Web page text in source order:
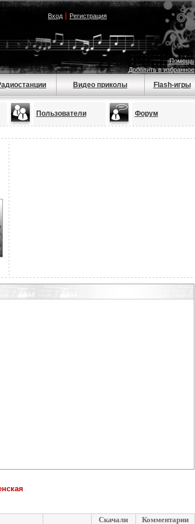
Вход| Регистрация
Помощь
Добавить в избранное
Видео приколы Flash-игры
Пользователи Форум
Скачали Комментарии